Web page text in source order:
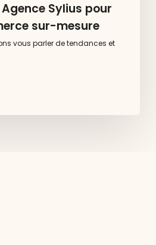
Agence Sylius pour
sur-mesure
vous parler de tendances et